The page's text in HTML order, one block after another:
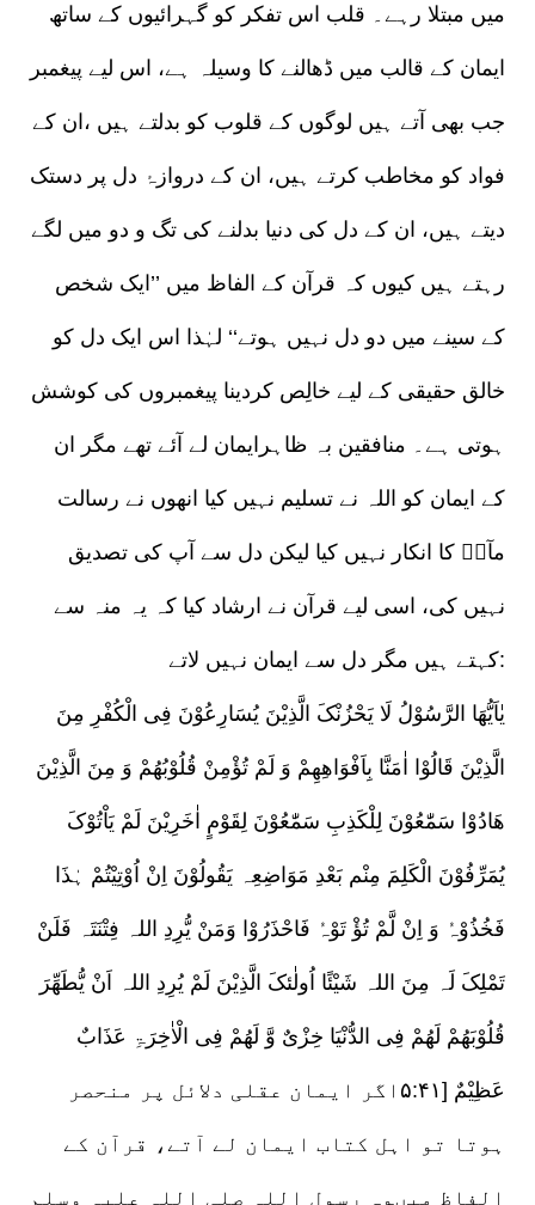
میں مبتلا رہے۔ قلب اس تفکر کو گہرائیوں کے ساتھ
ایمان کے قالب میں ڈھالنے کا وسیلہ ہے، اس لیے پیغمبر
جب بھی آتے ہیں لوگوں کے قلوب کو بدلتے ہیں ،ان کے
فواد کو مخاطب کرتے ہیں، ان کے دروازۂ دل پر دستک
دیتے ہیں، ان کے دل کی دنیا بدلنے کی تگ و دو میں لگے
رہتے ہیں کیوں کہ قرآن کے الفاظ میں ’’ایک شخص
کے سینے میں دو دل نہیں ہوتے‘‘ لہٰذا اس ایک دل کو
خالق حقیقی کے لیے خالِص کردینا پیغمبروں کی کوشش
ہوتی ہے۔ منافقین بہ ظاہرایمان لے آئے تھے مگر ان
کے ایمان کو اللہ نے تسلیم نہیں کیا انھوں نے رسالت
مآبؐ کا انکار نہیں کیا لیکن دل سے آپ کی تصدیق
نہیں کی، اسی لیے قرآن نے ارشاد کیا کہ یہ منہ سے
کہتے ہیں مگر دل سے ایمان نہیں لاتے:
یٰاَیُّھَا الرَّسُوْلُ لَا یَحْزُنْکَ الَّذِیْنَ یُسَارِعُوْنَ فِی الْکُفْرِ مِنَ
الَّذِیْنَ قَالُوْا اٰمَنَّا بِاَفْوَاھِھِمْ وَ لَمْ تُؤْمِنْ قُلُوْبُھُمْ وَ مِنَ الَّذِیْنَ
ھَادُوْا سَمّٰعُوْنَ لِلْکَذِبِ سَمّٰعُوْنَ لِقَوْمٍ اٰخَرِیْنَ لَمْ یَاْتُوْکَ
یُمَرِّفُوْنَ الْکَلِمَ مِنْم بَعْدِ مَوَاضِعِہ یَقُولُوْنَ اِنْ اُوْتِیْتُمْ ہٰذَا
فَخُذُوْہُ وَ اِنْ لَّمْ تُؤْ تَوْہُ فَاحْذَرُوْا وَمَنْ یُّرِدِ اللہ فِتْنَتَہ فَلَنْ
تَمْلِکَ لَہ مِنَ اللہ شَیْئًا اُولٰئکَ الَّذِیْنَ لَمْ یُرِدِ اللہ اَنْ یُّطَھِّرَ
قُلُوْبَھُمْ لَھُمْ فِی الدُّنْیَا خِزْیٌ وَّ لَھُمْ فِی الْاٰخِرَۃِ عَذَابٌ
عَظِیْمٌ [۵:۴۱اگر ایمان عقلی دلائل پر منحصر
ہوتا تو اہل کتاب ایمان لے آتے، قرآن کے
الفاظ میںوہ رسول اللہ صلی اللہ علیہ وسلم